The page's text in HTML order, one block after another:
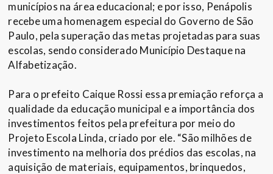
municípios na área educacional; e por isso, Penápolis
recebe uma homenagem especial do Governo de São
Paulo, pela superação das metas projetadas para suas
escolas, sendo considerado Município Destaque na
Alfabetização.
Para o prefeito Caique Rossi essa premiação reforça a
qualidade da educação municipal e a importância dos
investimentos feitos pela prefeitura por meio do
Projeto Escola Linda, criado por ele. “São milhões de
investimento na melhoria dos prédios das escolas, na
aquisição de materiais, equipamentos, brinquedos,